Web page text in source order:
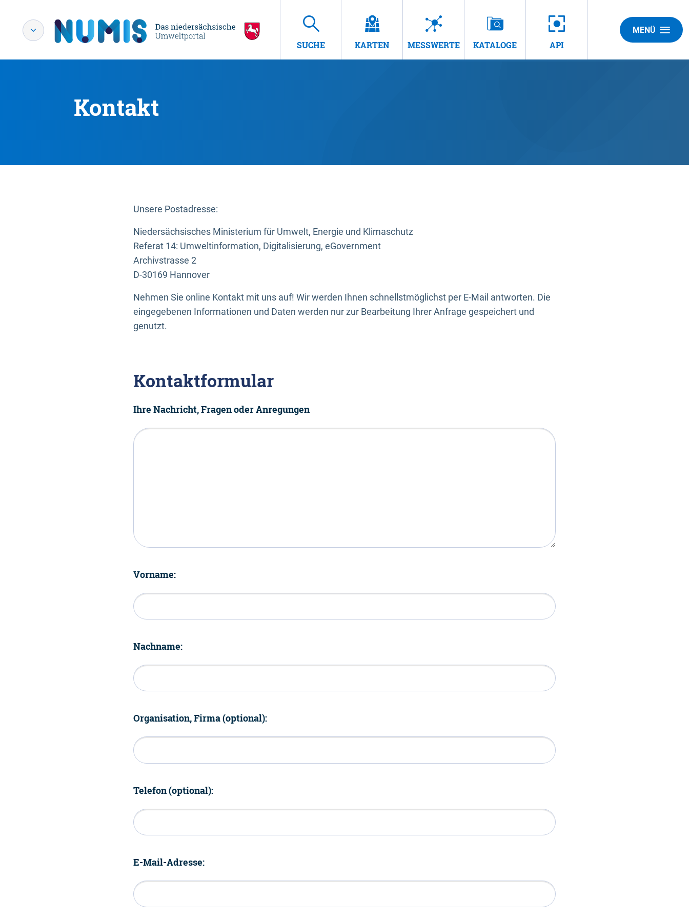
SUCHE KARTEN MESSWERTE KATALOGE API
MENÜ
Kontakt
Unsere Postadresse:
Niedersächsisches Ministerium für Umwelt, Energie und Klimaschutz
Referat 14: Umweltinformation, Digitalisierung, eGovernment
Archivstrasse 2
D-30169 Hannover
Nehmen Sie online Kontakt mit uns auf! Wir werden Ihnen schnellstmöglichst per E-Mail antworten. Die
eingegebenen Informationen und Daten werden nur zur Bearbeitung Ihrer Anfrage gespeichert und
genutzt.
Kontaktformular
Ihre Nachricht, Fragen oder Anregungen
Vorname:
Nachname:
Organisation, Firma (optional):
Telefon (optional):
E-Mail-Adresse: